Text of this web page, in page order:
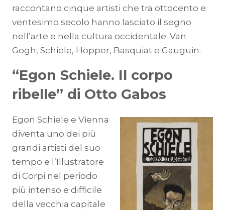
raccontano cinque artisti che tra ottocento e
ventesimo secolo hanno lasciato il segno
nell’arte e nella cultura occidentale: Van
Gogh, Schiele, Hopper, Basquiat e Gauguin.
“Egon Schiele. Il corpo
ribelle” di Otto Gabos
Egon Schiele e Vienna
diventa uno dei più
grandi artisti del suo
tempo e l’Illustratore
di Corpi nel periodo
più intenso e difficile
della vecchia capitale